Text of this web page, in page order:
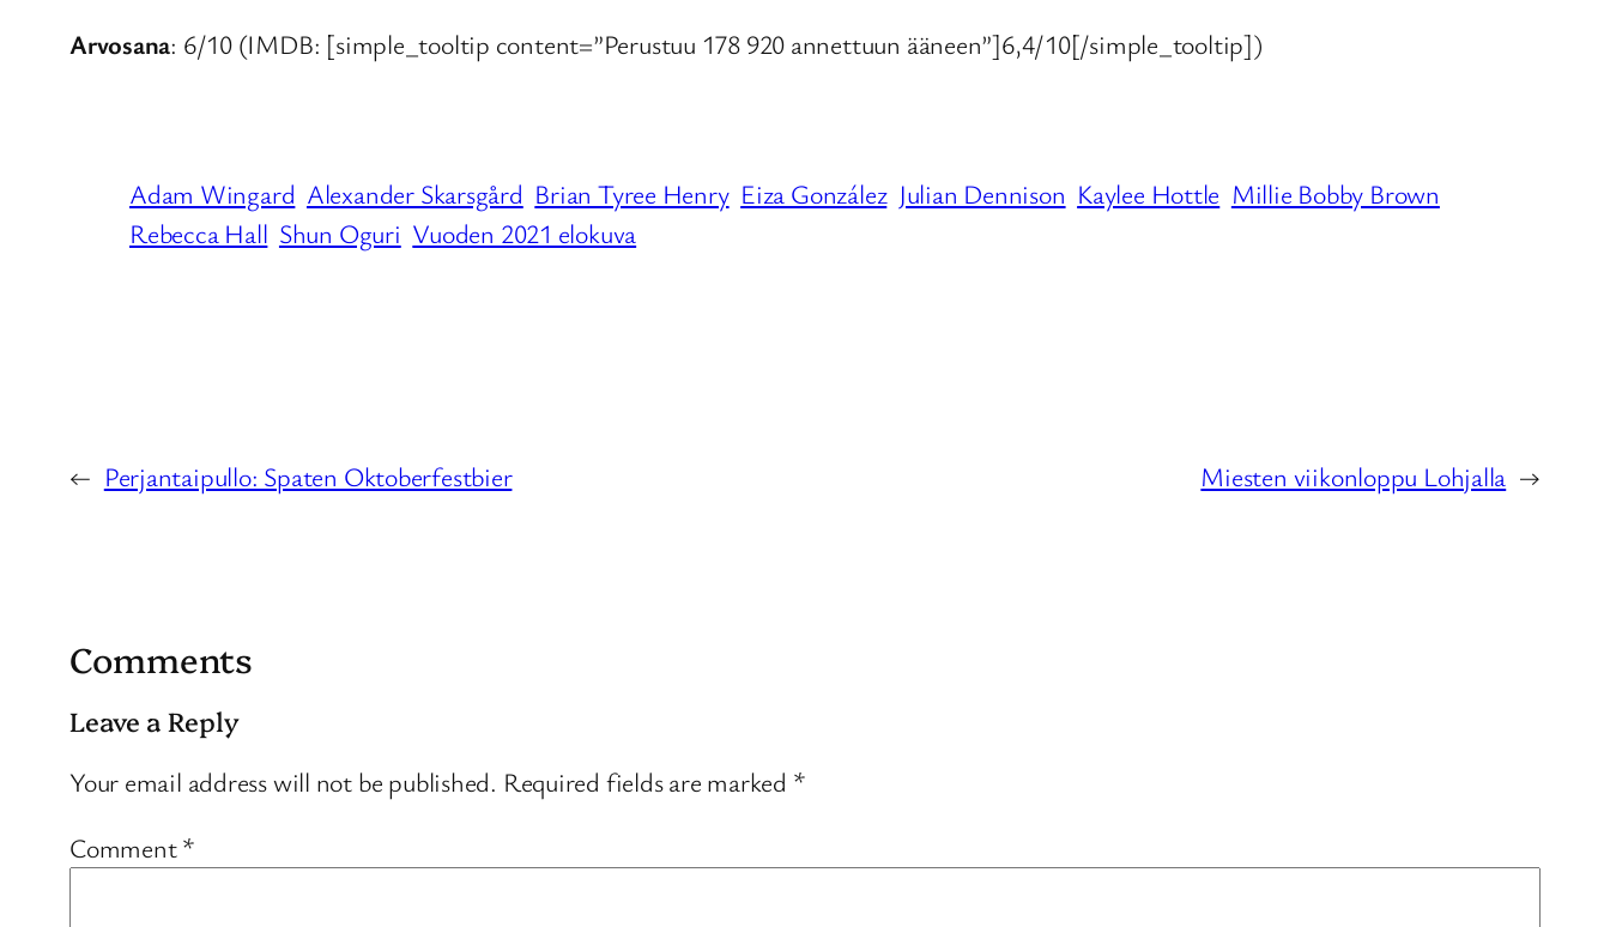
Arvosana: 6/10 (IMDB: [simple_tooltip content=”Perustuu 178 920 annettuun ääneen”]6,4/10[/simple_tooltip])
Adam Wingard Alexander Skarsgård Brian Tyree Henry Eiza González Julian Dennison Kaylee Hottle Millie Bobby Brown
Rebecca Hall Shun Oguri Vuoden 2021 elokuva
← Perjantaipullo: Spaten Oktoberfestbier Miesten viikonloppu Lohjalla →
Comments
Leave a Reply
Your email address will not be published. Required fields are marked *
Comment*